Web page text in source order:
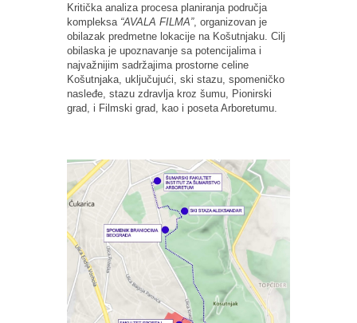
Kritička analiza procesa planiranja područja
kompleksa “AVALA FILMA”, organizovan je
obilazak predmetne lokacije na Košutnjaku. Cilj
obilaska je upoznavanje sa potencijalima i
najvažnijim sadržajima prostorne celine
Košutnjaka, uključujući, ski stazu, spomeničko
nasleđe, stazu zdravlja kroz šumu, Pionirski
grad, i Filmski grad, kao i poseta Arboretumu.